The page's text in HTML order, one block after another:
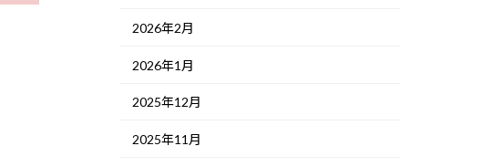
2026年2月
2026年1月
2025年12月
2025年11月